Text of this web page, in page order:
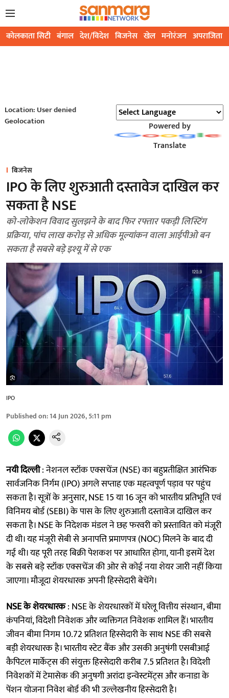
कोलकाता सिटी बंगाल देश/विदेश बिजनेस खेल मनोरंजन अपराजिता
Location: User denied
Geolocation
Powered by
Translate
बिजनेस
IPO के लिए शुरुआती दस्तावेज दाखिल कर
सकता है NSE
को-लोकेशन विवाद सुलझने के बाद फिर रफ्तार पकड़ी लिस्टिंग
प्रक्रिया, पांच लाख करोड़ से अधिक मूल्यांकन वाला आईपीओ बन
सकता है सबसे बड़े इश्यू में से एक
IPO
Published on:14 Jun 2026, 5:11 pm
नयी दिल्ली: नेशनल स्टॉक एक्सचेंज (NSE) का बहुप्रतीक्षित आरंभिक
सार्वजनिक निर्गम (IPO) अगले सप्ताह एक महत्वपूर्ण पड़ाव पर पहुंच
सकता है। सूत्रों के अनुसार, NSE 15 या 16 जून को भारतीय प्रतिभूति एवं
विनिमय बोर्ड (SEBI) के पास के लिए शुरुआती दस्तावेज दाखिल कर
सकता है। NSE के निदेशक मंडल ने छह फरवरी को प्रस्तावित को मंजूरी
दी थी। यह मंजूरी सेबी से अनापत्ति प्रमाणपत्र (NOC) मिलने के बाद दी
गई थी। यह पूरी तरह बिक्री पेशकश पर आधारित होगा, यानी इसमें देश
के सबसे बड़े स्टॉक एक्सचेंज की ओर से कोई नया शेयर जारी नहीं किया
जाएगा। मौजूदा शेयरधारक अपनी हिस्सेदारी बेचेंगे।
NSE के शेयरधारक: NSE के शेयरधारकों में घरेलू वित्तीय संस्थान, बीमा
कंपनियां, विदेशी निवेशक और व्यक्तिगत निवेशक शामिल हैं। भारतीय
जीवन बीमा निगम 10.72 प्रतिशत हिस्सेदारी के साथ NSE की सबसे
बड़ी शेयरधारक है। भारतीय स्टेट बैंक और उसकी अनुषंगी एसबीआई
कैपिटल मार्केट्स की संयुक्त हिस्सेदारी करीब 7.5 प्रतिशत है। विदेशी
निवेशकों में टेमासेक की अनुषगी अरांदा इन्वेस्टमेंट्स और कनाडा के
पेंशन योजना निवेश बोर्ड की भी उल्लेखनीय हिस्सेदारी है।